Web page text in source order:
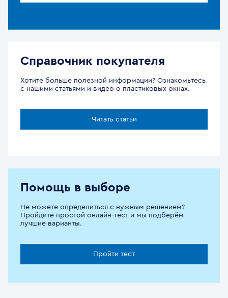
Справочник покупателя
Хотите больше полезной информации? Ознакомьтесь
с нашими статьями и видео о пластиковых окнах.
Читать статьи
Помощь в выборе
Не можете определиться с нужным решением?
Пройдите простой онлайн-тест и мы подберём
лучшие варианты.
Пройти тест